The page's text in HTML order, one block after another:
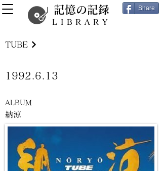
記憶の記録
LIBRARY
Share
納涼
TUBE
1992.6.13
ALBUM